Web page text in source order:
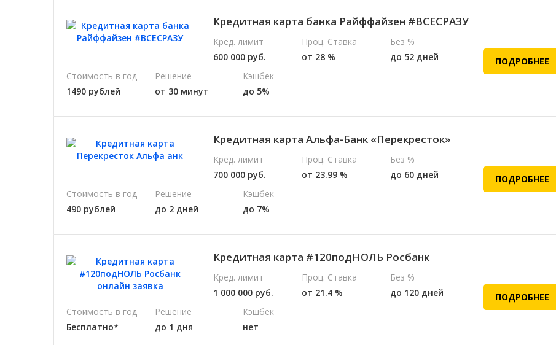
Кредитная карта банка Райффайзен #ВСЕСРАЗУ
Кред. лимит
600 000 руб.
Проц. Ставка
от 28 %
Без %
до 52 дней
Стоимость в год
1490 рублей
Решение
от 30 минут
Кэшбек
до 5%
ПОДРОБНЕЕ
Кредитная карта Альфа-Банк «Перекресток»
Кред. лимит
700 000 руб.
Проц. Ставка
от 23.99 %
Без %
до 60 дней
Стоимость в год
490 рублей
Решение
до 2 дней
Кэшбек
до 7%
ПОДРОБНЕЕ
Кредитная карта #120подНОЛЬ Росбанк
Кред. лимит
1 000 000 руб.
Проц. Ставка
от 21.4 %
Без %
до 120 дней
Стоимость в год
Бесплатно*
Решение
до 1 дня
Кэшбек
нет
ПОДРОБНЕЕ